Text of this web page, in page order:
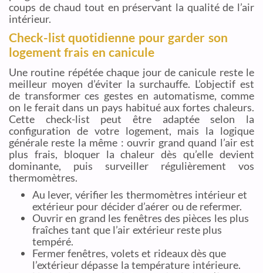
coups de chaud tout en préservant la qualité de l’air
intérieur.
Check-list quotidienne pour garder son
logement frais en canicule
Une routine répétée chaque jour de canicule reste le
meilleur moyen d’éviter la surchauffe. L’objectif est
de transformer ces gestes en automatisme, comme
on le ferait dans un pays habitué aux fortes chaleurs.
Cette check-list peut être adaptée selon la
configuration de votre logement, mais la logique
générale reste la même : ouvrir grand quand l’air est
plus frais, bloquer la chaleur dès qu’elle devient
dominante, puis surveiller régulièrement vos
thermomètres.
Au lever, vérifier les thermomètres intérieur et
extérieur pour décider d’aérer ou de refermer.
Ouvrir en grand les fenêtres des pièces les plus
fraîches tant que l’air extérieur reste plus
tempéré.
Fermer fenêtres, volets et rideaux dès que
l’extérieur dépasse la température intérieure.